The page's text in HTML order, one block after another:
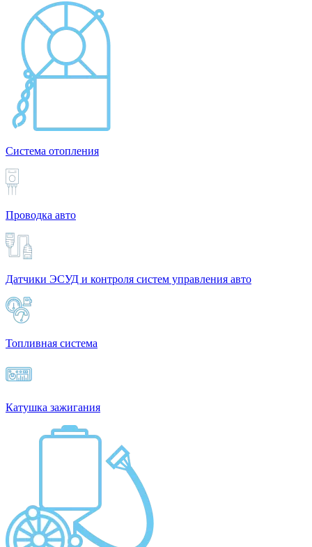
Система отопления
Проводка авто
Датчики ЭСУД и контроля систем управления авто
Топливная система
Катушка зажигания